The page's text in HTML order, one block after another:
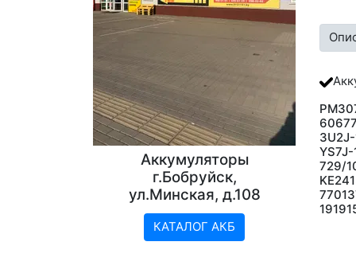
729/
Аккумуляторы
г.Бобруйск,
ул.Минская, д.108
КАТАЛОГ АКБ